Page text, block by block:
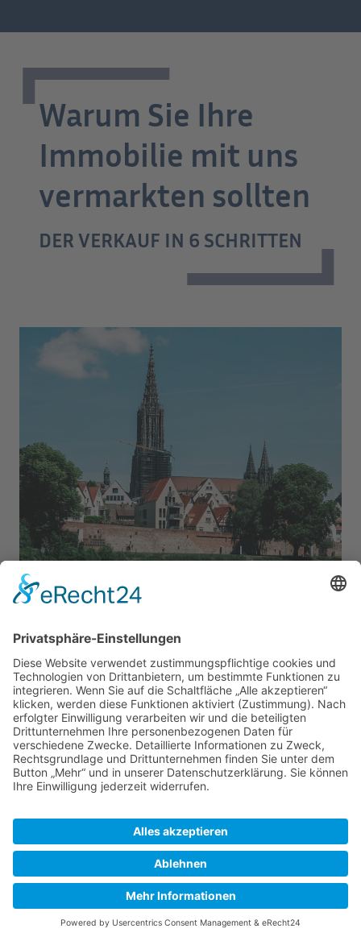
Warum Sie Ihre
Immobilie mit uns
vermarkten sollten
DER VERKAUF IN 6 SCHRITTEN
Wir sorgen für einen reibungslosen,
sicheren und erfolgreichen
Verkaufsprozess – von der Bewertung bis
zum Abschluss.
Fachfundierte Bewertung:
Realistischer Marktpreis für Ihre
Immobilie
Schnellere Vermarktung:
Effiziente Prozesse für zügigen Verkauf
Sichere Abwicklung:
Rechtlich sauber bis zum Notartermin
Sorgenfreier Ablauf:
Wir übernehmen den gesamten Prozess